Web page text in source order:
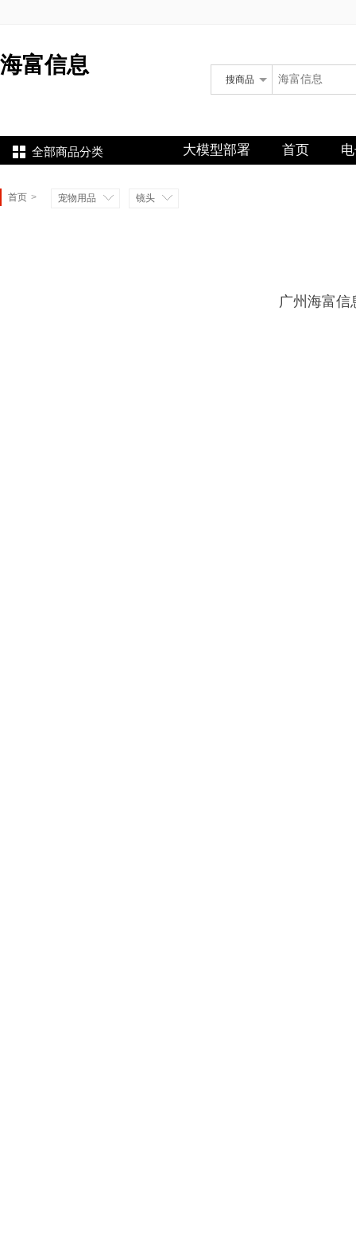
海富信息
搜商品
全部商品分类 大模型部署 首页
首页 > 宠物用品 镜头
广州海富